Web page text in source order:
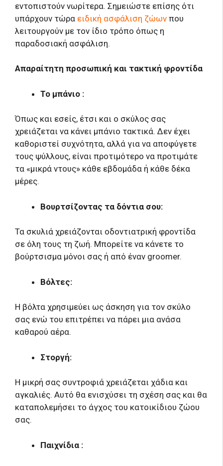
εντοπιστούν νωρίτερα. Σημειώστε επίσης ότι
υπάρχουν τώρα ειδική ασφάλιση ζώων που
λειτουργούν με τον ίδιο τρόπο όπως η
παραδοσιακή ασφάλιση.
Απαραίτητη προσωπική και τακτική φροντίδα
Το μπάνιο :
Όπως και εσείς, έτσι και ο σκύλος σας
χρειάζεται να κάνει μπάνιο τακτικά. Δεν έχει
καθοριστεί συχνότητα, αλλά για να αποφύγετε
τους ψύλλους, είναι προτιμότερο να προτιμάτε
τα «μικρά ντους» κάθε εβδομάδα ή κάθε δέκα
μέρες.
Βουρτσίζοντας τα δόντια σου:
Τα σκυλιά χρειάζονται οδοντιατρική φροντίδα
σε όλη τους τη ζωή. Μπορείτε να κάνετε το
βούρτσισμα μόνοι σας ή από έναν groomer.
Βόλτες:
Η βόλτα χρησιμεύει ως άσκηση για τον σκύλο
σας ενώ του επιτρέπει να πάρει μια ανάσα
καθαρού αέρα.
Στοργή:
Η μικρή σας συντροφιά χρειάζεται χάδια και
αγκαλιές. Αυτό θα ενισχύσει τη σχέση σας και θα
καταπολεμήσει το άγχος του κατοικίδιου ζώου
σας.
Παιχνίδια :